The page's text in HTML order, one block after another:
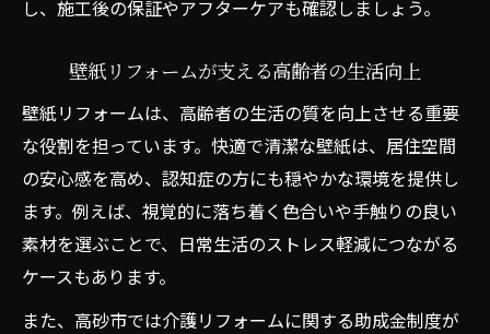
し、施工後の保証やアフターケアも確認しましょう。
壁紙リフォームが支える高齢者の生活向上
壁紙リフォームは、高齢者の生活の質を向上させる重要
な役割を担っています。快適で清潔な壁紙は、居住空間
の安心感を高め、認知症の方にも穏やかな環境を提供し
ます。例えば、視覚的に落ち着く色合いや手触りの良い
素材を選ぶことで、日常生活のストレス軽減につながる
ケースもあります。
また、高砂市では介護リフォームに関する助成金制度が